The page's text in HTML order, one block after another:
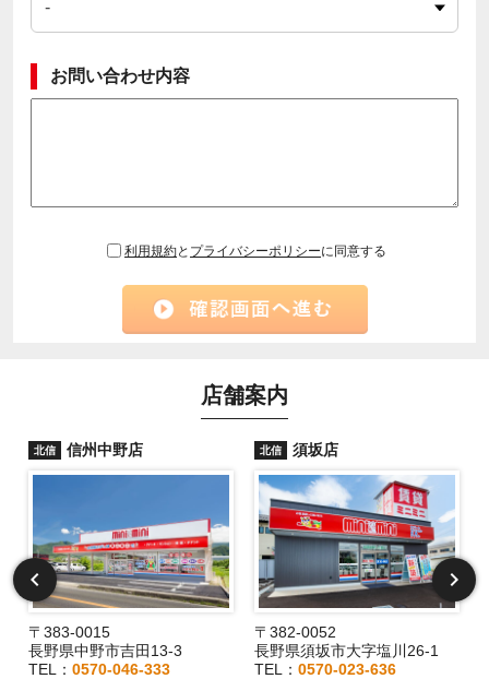
お問い合わせ内容
利用規約と プライバシーポリシーに同意する
店舗案内
北信 信州中野店
〒383-0015
長野県中野市吉田13-3
TEL： 0570-046-333
北信 須坂店
〒382-0052
長野県須坂市大字塩川26-1
TEL：0570-023-636